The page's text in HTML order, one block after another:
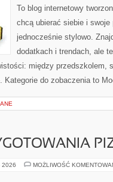
To blog internetowy
chcą ubierać siebie i
jednocześnie stylowo.
dodatkach i trendach, ale
między przedszkolem,
Kategorie do zobaczenia to
2026 MOŻLIWOŚĆ